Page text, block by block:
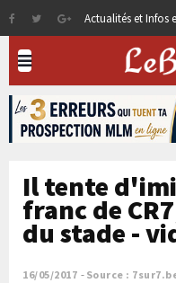
Actualités et Infos
Il tente
franc de
du stade -
16/05/2017 Source :